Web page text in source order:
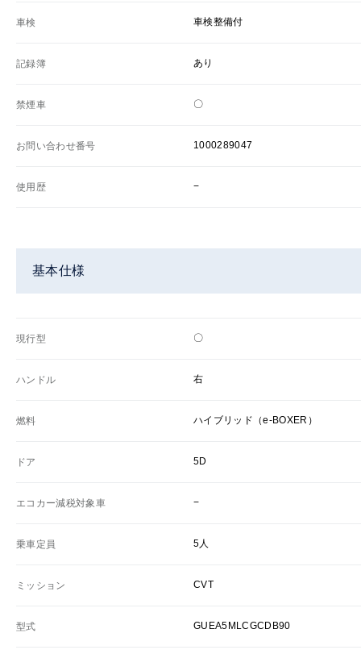
車検 車検整備付
記録簿 あり
禁煙車 〇
お問い合わせ番号 1000289047
使用歴 −
基本仕様
現行型 〇
ハンドル 右
燃料 ハイブリッド（e-BOXER）
ドア 5D
エコカー減税対象車 −
乗車定員 5人
ミッション CVT
型式 GUEA5MLCGCDB90